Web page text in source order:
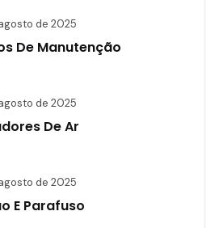
de 2025
De Manutenção
de 2025
De Ar
de 2025
E Parafuso